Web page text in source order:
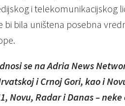
i telekomunikacijskog
bi bila uništena posebna
se na Adria News
i Crnoj Gori, kao i
Novu, Radar i Danas –